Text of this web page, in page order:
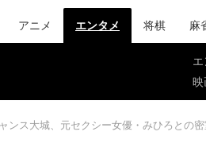
アニメ エンタメ 将棋 麻
映
ンス大城、元セクシー女優・みひろとの